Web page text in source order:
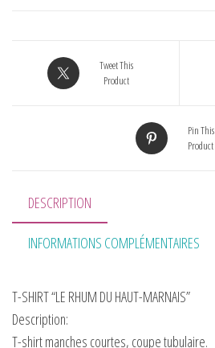
Tweet This
Product
Pin This
Product
DESCRIPTION
INFORMATIONS COMPLÉMENTAIRES
T-SHIRT “LE RHUM DU HAUT-MARNAIS”
Description:
T-shirt manches courtes, coupe tubulaire.